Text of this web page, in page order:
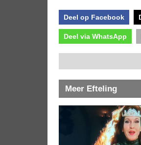
Deel op Facebook
Deel via WhatsApp
Meer Efteling